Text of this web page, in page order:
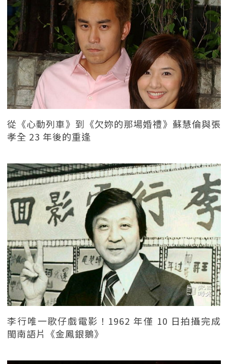
從《心動列車》到《欠妳的那場婚禮》蘇慧倫與張
孝全 23 年後的重逢
李行唯一歌仔戲電影！1962 年僅 10 日拍攝完成
閩南語片《金鳳銀鵝》